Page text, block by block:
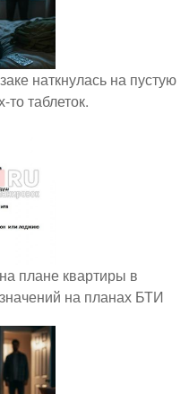
наткнулась на пустую
то таблеток.
плане квартиры в
на планах БТИ